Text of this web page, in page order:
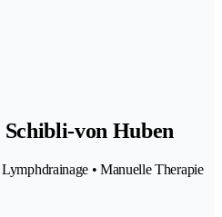
von Huben
• Manuelle Therapie